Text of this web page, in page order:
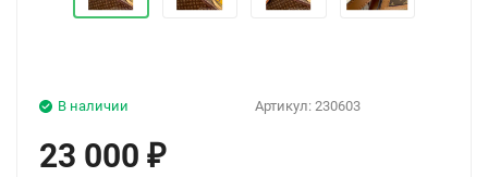
Артикул: 230603
В наличии
23 000 ₽